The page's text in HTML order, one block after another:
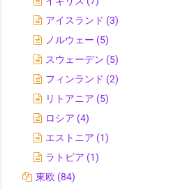
アイスランド (3)
ノルウェー (5)
スウェーデン (5)
フィンランド (2)
リトアニア (5)
ロシア (4)
エストニア (1)
ラトビア (1)
東欧 (84)